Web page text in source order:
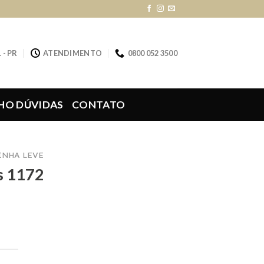
- PR ATENDIMENTO 0800 052 3500
DÚVIDAS CONTATO
LEVE
1172